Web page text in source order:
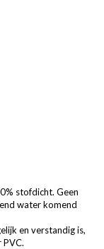
stofdicht. Geen
water komend
en verstandig is,